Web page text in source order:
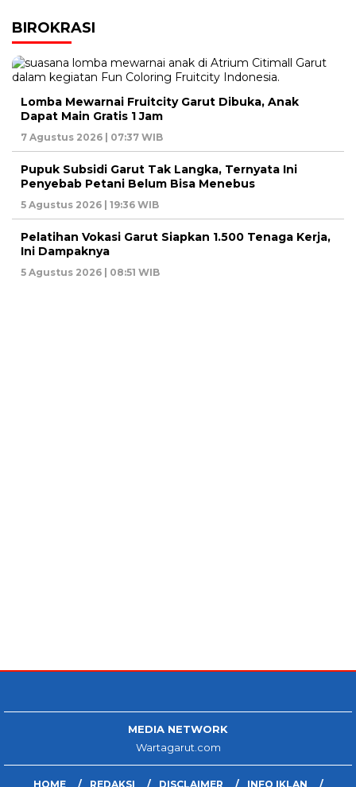
BIROKRASI
Lomba Mewarnai Fruitcity Garut Dibuka, Anak
Dapat Main Gratis 1 Jam
7 Agustus 2026 | 07:37 WIB
Pupuk Subsidi Garut Tak Langka, Ternyata Ini
Penyebab Petani Belum Bisa Menebus
5 Agustus 2026 | 19:36 WIB
Pelatihan Vokasi Garut Siapkan 1.500 Tenaga Kerja,
Ini Dampaknya
5 Agustus 2026 | 08:51 WIB
MEDIA NETWORK
Wartagarut.com
HOME REDAKSI DISCLAIMER INFO IKLAN